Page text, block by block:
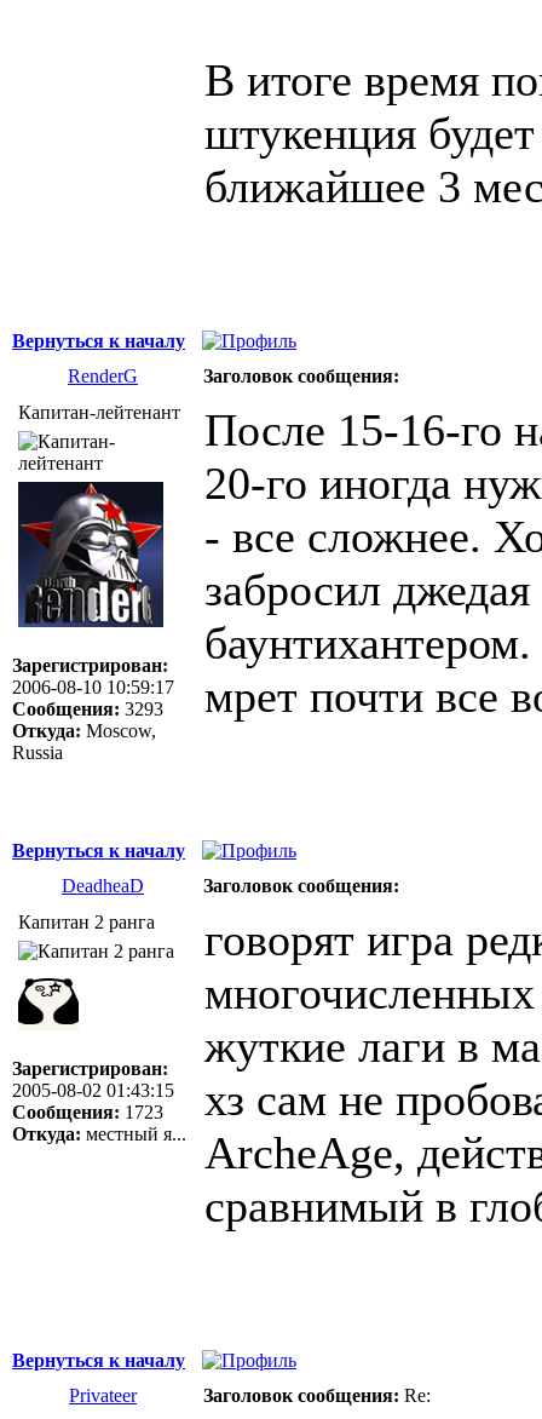
В итоге время
штукенция
ближайшее 3
Вернуться к началу
RenderG
Заголовок сообщения:
Капитан-лейтенант
Зарегистрирован:
2006-08-10 10:59:17
Сообщения: 3293
Откуда: Moscow,
Russia
После 15-16-го
20-го иногда
- все сложнее.
забросил
мрет почти все
Вернуться к началу
DeadheaD
Заголовок сообщения:
Капитан 2 ранга
Зарегистрирован:
2005-08-02 01:43:15
Сообщения: 1723
Откуда: местный я...
говорят игра
многочисленных
жуткие лаги в
хз сам не
ArcheAge,
сравнимый в
Вернуться к началу
Privateer
Заголовок сообщения: Re: